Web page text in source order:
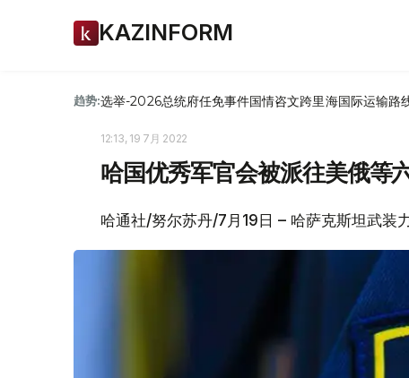
KAZINFORM
趋势:选举-2026总统府任免事件国情咨文跨里海国际运输路
12:13, 19 7月 2022
哈国优秀军官会被派往美俄等
哈通社/努尔苏丹/7月19日 – 哈萨克斯坦武装